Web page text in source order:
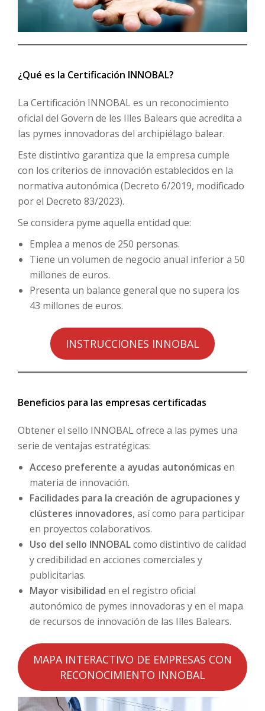
¿Qué es la Certificación INNOBAL?
La Certificación INNOBAL es un reconocimiento
oficial del Govern de les Illes Balears que acredita a
las pymes innovadoras del archipiélago balear.
Este distintivo garantiza que la empresa cumple
con los criterios de innovación establecidos en la
normativa autonómica (Decreto 6/2019, modificado
por el Decreto 83/2023).
Se considera pyme aquella entidad que:
Emplea a menos de 250 personas.
Tiene un volumen de negocio anual inferior a 50
millones de euros.
Presenta un balance general que no supera los
43 millones de euros.
INSTRUCCIONES INNOBAL
Beneficios para las empresas certificadas
Obtener el sello INNOBAL ofrece a las pymes una
serie de ventajas estratégicas:
Acceso preferente a ayudas autonómicas en
materia de innovación.
Facilidades para la creación de agrupaciones y
clústeres innovadores, así como para participar
en proyectos colaborativos.
Uso del sello INNOBALcomo distintivo de calidad
y credibilidad en acciones comerciales y
publicitarias.
Mayor visibilidad en el registro oficial
autonómico de pymes innovadoras y en el mapa
de recursos de innovación de las Illes Balears.
MAPA INTERACTIVO DE EMPRESAS CON
RECONOCIMIENTO INNOBAL